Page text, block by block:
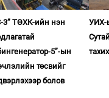
ТӨХК-ийн нэн
5”-ын
төсвийг
болов
УИХ-